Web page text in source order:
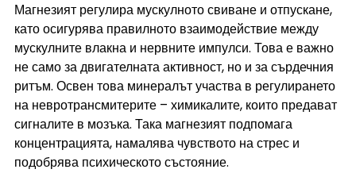
Магнезият регулира мускулното свиване и отпускане,
като осигурява правилното взаимодействие между
мускулните влакна и нервните импулси. Това е важно
не само за двигателната активност, но и за сърдечния
ритъм. Освен това минералът участва в регулирането
на невротрансмитерите – химикалите, които предават
сигналите в мозъка. Така магнезият подпомага
концентрацията, намалява чувството на стрес и
подобрява психическото състояние.